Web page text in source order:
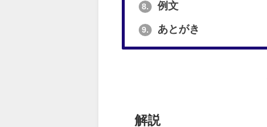
8. 例文
9. あとがき
解説